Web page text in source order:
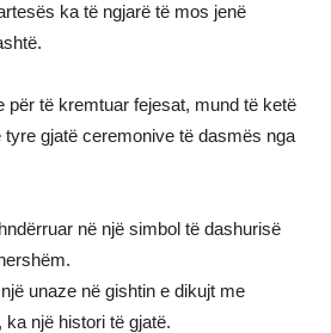
ka të ngjarë të mos jenë
për të kremtuar fejesat, mund të ketë
gjatë ceremonive të dasmës nga
në një simbol të dashurisë
unaze në gishtin e dikujt me
ka një histori të gjatë.